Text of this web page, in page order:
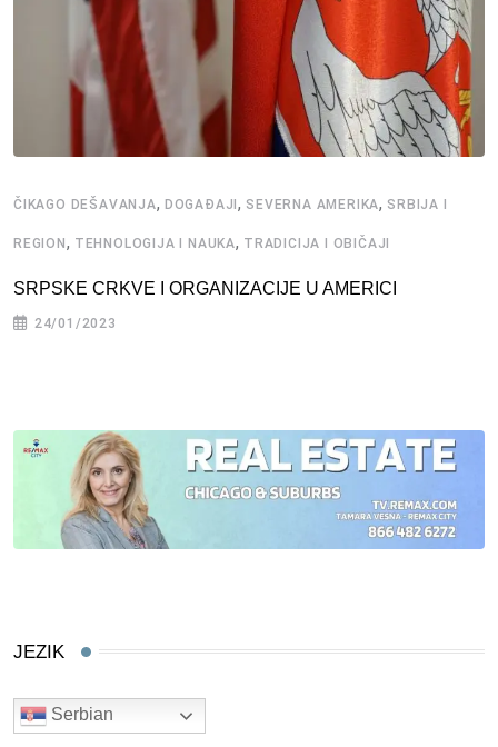
ČIKAGO DEŠAVANJA, DOGAĐAJI, SEVERNA AMERIKA, SRBIJA I
REGION, TEHNOLOGIJA I NAUKA, TRADICIJA I OBIČAJI
SRPSKE CRKVE I ORGANIZACIJE U AMERICI
24/01/2023
JEZIK
Serbian